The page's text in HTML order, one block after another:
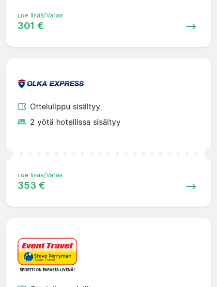
Lue lisää/Varaa
301 €
Ottelulippu sisältyy
2 yötä hotellissa sisältyy
Lue lisää/Varaa
353 €